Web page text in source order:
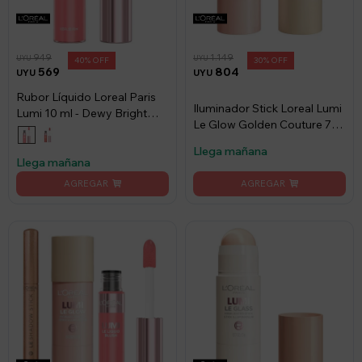
UYU 569
UYU949 40
Rubor Líquido Loreal Paris
Lumi 10 ml - Dewy Bright
Pink
Llega mañana
UYU 804
UYU1.149 30
Iluminador Stick Loreal Lumi
Le Glow Golden Couture 7
Llega mañana